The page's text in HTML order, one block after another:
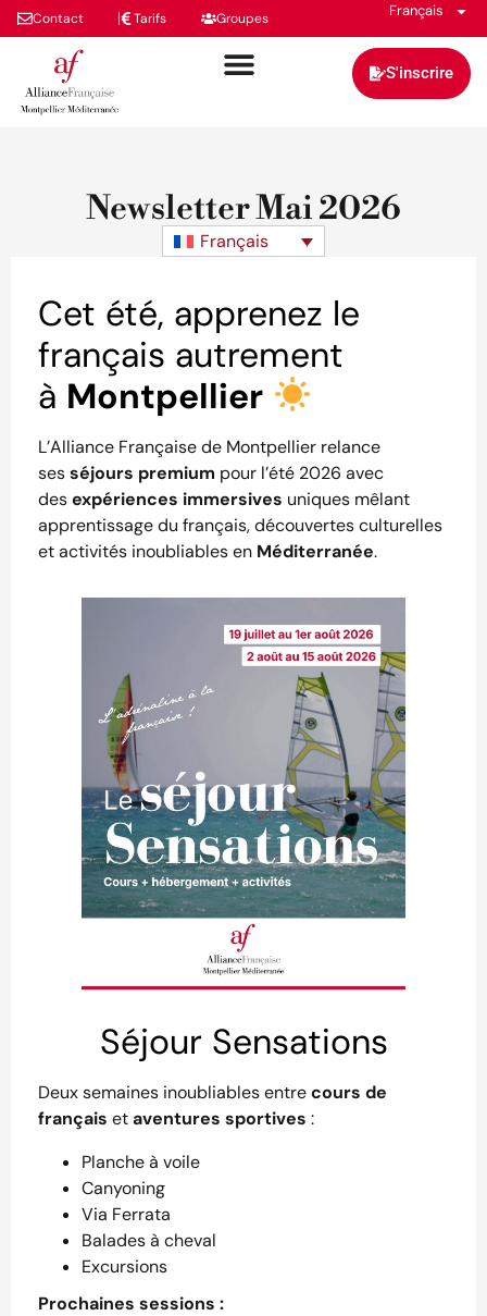
Contact Tarifs Groupes Français
S'inscrire
Newsletter Mai 2026
Français
Cet été, apprenez le
français autrement
à Montpellier
L’Alliance Française de Montpellier relance
sesséjours premium pour l’été 2026 avec
desexpériences immersives uniques mêlant
apprentissage du français, découvertes culturelles
et activités inoubliables en Méditerranée.
Séjour Sensations
Deux semaines inoubliables entrecours de
français etaventures sportives :
Planche à voile
Canyoning
Via Ferrata
Balades à cheval
Excursions
Prochaines sessions :